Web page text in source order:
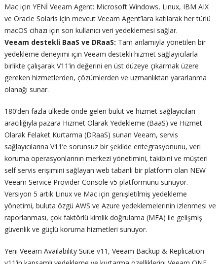
Mac için YENİ Veeam Agent: Microsoft Windows, Linux, IBM AIX
ve Oracle Solaris için mevcut Veeam Agent’lara katılarak her türlü
macOS cihazı için son kullanıcı veri yedeklemesi sağlar.
Veeam destekli BaaS ve DRaaS: Tam anlamıyla yönetilen bir
yedekleme deneyimi için Veeam destekli hizmet sağlayıcılarla
birlikte çalışarak V11’in değerini en üst düzeye çıkarmak üzere
gereken hizmetlerden, çözümlerden ve uzmanlıktan yararlanma
olanağı sunar.
180’den fazla ülkede önde gelen bulut ve hizmet sağlayıcıları
aracılığıyla pazara Hizmet Olarak Yedekleme (BaaS) ve Hizmet
Olarak Felaket Kurtarma (DRaaS) sunan Veeam, servis
sağlayıcılarına V11’e sorunsuz bir şekilde entegrasyonunu, veri
koruma operasyonlarının merkezi yönetimini, takibini ve müşteri
self servis erişimini sağlayan web tabanlı bir platform olan NEW
Veeam Service Provider Console v5 platformunu sunuyor.
Versiyon 5 artık Linux ve Mac için genişletilmiş yedekleme
yönetimi, buluta özgü AWS ve Azure yedeklemelerinin izlenmesi ve
raporlanması, çok faktörlü kimlik doğrulama (MFA) ile gelişmiş
güvenlik ve güçlü koruma hizmetleri sunuyor.
Yeni Veeam Availability Suite v11, Veeam Backup & Replication